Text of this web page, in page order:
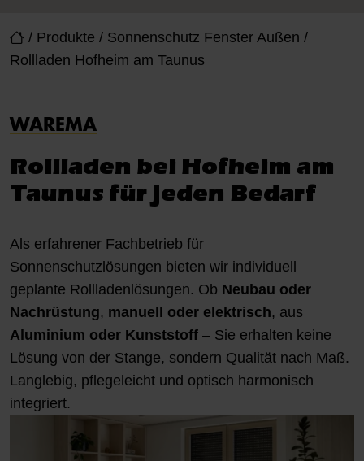
/ Produkte / Sonnenschutz Fenster Außen /
Rollladen Hofheim am Taunus
WAREMA
Rollladen bei Hofheim am
Taunus für jeden Bedarf
Als erfahrener Fachbetrieb für
Sonnenschutzlösungen bieten wir individuell
geplante Rollladenlösungen. Ob Neubau oder
Nachrüstung, manuell oder elektrisch, aus
Aluminium oder Kunststoff – Sie erhalten keine
Lösung von der Stange, sondern Qualität nach Maß.
Langlebig, pflegeleicht und optisch harmonisch
integriert.